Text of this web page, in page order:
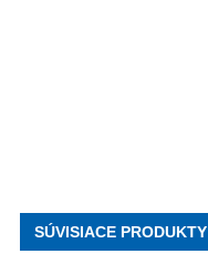
SÚVISIACE PRODUKTY